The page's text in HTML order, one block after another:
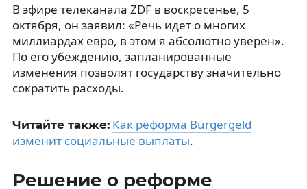
В эфире телеканала ZDF в воскресенье, 5
октября, он заявил: «Речь идет о многих
миллиардах евро, в этом я абсолютно уверен».
По его убеждению, запланированные
изменения позволят государству значительно
сократить расходы.
Читайте также: Как реформа Bürgergeld
изменит социальные выплаты.
Решение о реформе